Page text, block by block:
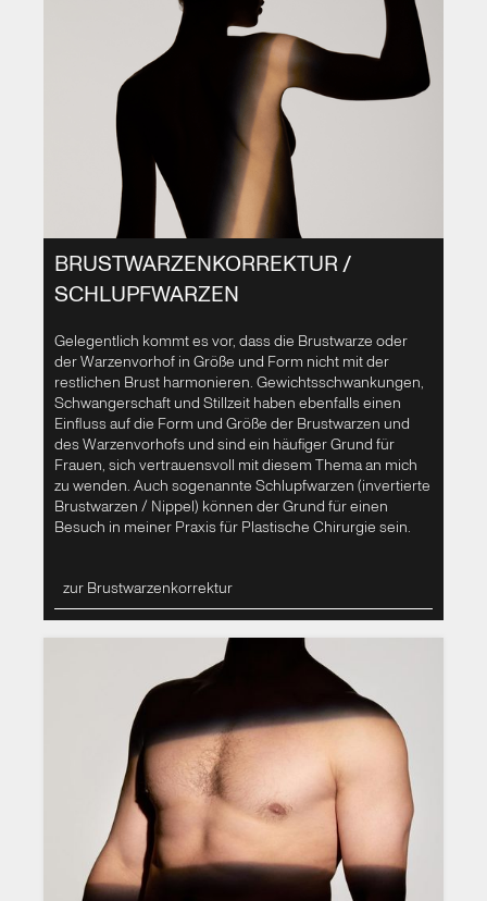
BRUSTWARZENKORREKTUR /
SCHLUPFWARZEN
Gelegentlich kommt es vor, dass die Brustwarze oder
der Warzenvorhof in Größe und Form nicht mit der
restlichen Brust harmonieren. Gewichtsschwankungen,
Schwangerschaft und Stillzeit haben ebenfalls einen
Einfluss auf die Form und Größe der Brustwarzen und
des Warzenvorhofs und sind ein häufiger Grund für
Frauen, sich vertrauensvoll mit diesem Thema an mich
zu wenden. Auch sogenannte Schlupfwarzen (invertierte
Brustwarzen / Nippel) können der Grund für einen
Besuch in meiner Praxis für Plastische Chirurgie sein.
zur Brustwarzenkorrektur